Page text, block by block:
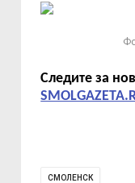
Следите за
СМОЛЕНСК